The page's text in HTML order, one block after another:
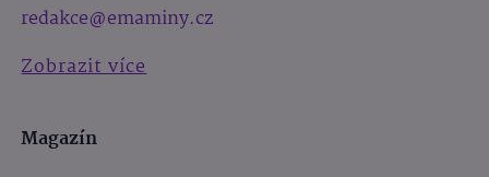
redakce@emaminy.cz
Zobrazit více
Magazín